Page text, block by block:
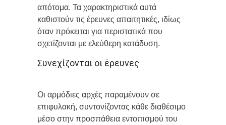
απότομα. Τα χαρακτηριστικά αυτά
καθιστούν τις έρευνες απαιτητικές, ιδίως
όταν πρόκειται για περιστατικά που
σχετίζονται με ελεύθερη κατάδυση.
Συνεχίζονται οι έρευνες
Οι αρμόδιες αρχές παραμένουν σε
επιφυλακή, συντονίζοντας κάθε διαθέσιμο
μέσο στην προσπάθεια εντοπισμού του